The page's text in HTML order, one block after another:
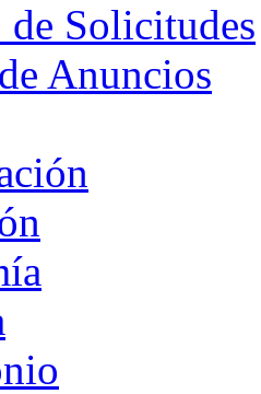
Solicitudes
Anuncios